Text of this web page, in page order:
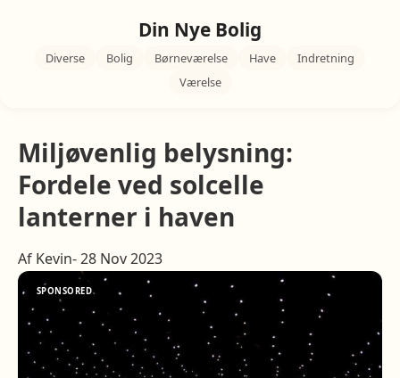
Din Nye Bolig
Diverse Bolig Børneværelse Have
Indretning
Værelse
Miljøvenlig belysning:
Fordele ved solcelle
lanterner i haven
Af Kevin- 28 Nov 2023